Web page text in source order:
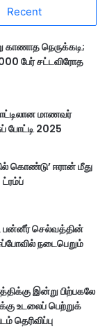
Recent
காணாத நெருக்கடி;
பேர் சட்டவிரோத
மாணவர்
போட்டி 2025
கொண்டு’ ஈரான் மீது
பன்னீர் செல்வத்தின்
நடைபெறும்
இன்று பிற்பகலே
உடலைப் பெற்றுக்
தெரிவிப்பு